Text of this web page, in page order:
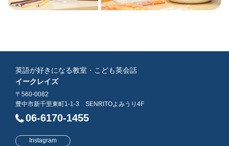
英語が好きになる教室・こども英会話
イークレイズ
〒560-0082
豊中市新千里東町1-1-3 SENRITOよみうり4F
06-6170-1455
Instagram